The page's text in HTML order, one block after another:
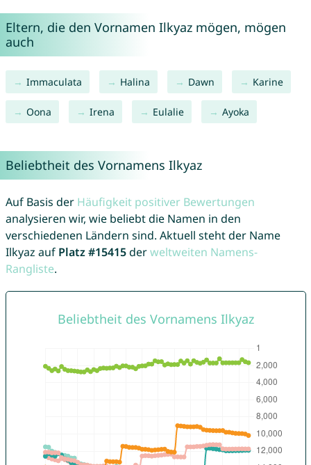
Eltern, die den Vornamen Ilkyaz mögen, mögen
auch
Immaculata Halina Dawn Karine
Oona Irena Eulalie Ayoka
Beliebtheit des Vornamens Ilkyaz
Auf Basis der Häufigkeit positiver Bewertungen
analysieren wir, wie beliebt die Namen in den
verschiedenen Ländern sind. Aktuell steht der Name
Ilkyaz auf Platz #15415derweltweiten Namens-
Rangliste.